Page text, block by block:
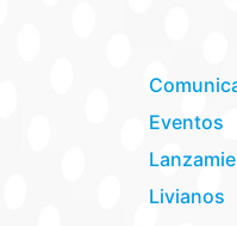
Eventos
Livianos